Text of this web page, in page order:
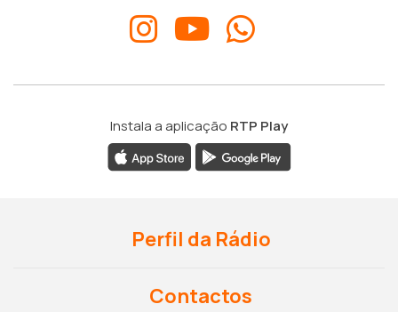
Instala a aplicação RTP Play
Perfil da Rádio
Contactos